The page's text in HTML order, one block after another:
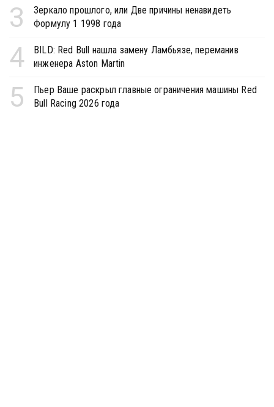
3
Зеркало прошлого, или Две причины ненавидеть
Формулу 1 1998 года
4
BILD: Red Bull нашла замену Ламбьязе, переманив
инженера Aston Martin
5
Пьер Ваше раскрыл главные ограничения машины Red
Bull Racing 2026 года